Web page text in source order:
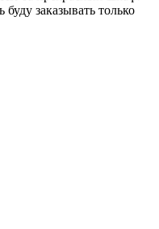
заказывать только